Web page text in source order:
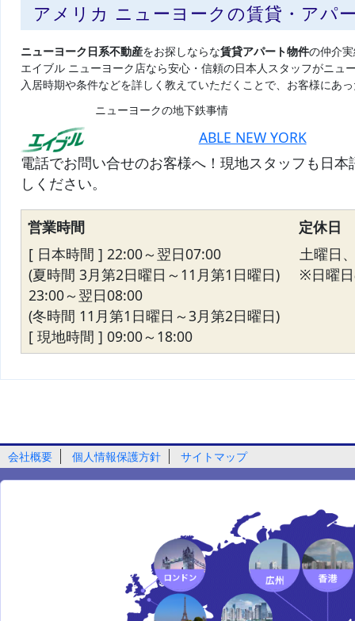
アメリカ ニューヨークの賃貸・アパ
ニューヨーク日系不動産をお探しならな賃貸アパート物件の仲介
エイブル ニューヨーク店なら安心・信頼の日本人スタッフがニュ
入居時期や条件などを詳しく教えていただくことで、お客様にあ
ニューヨークの地下鉄事情
ABLE NEW YORK
電話でお問い合せのお客様へ！現地スタッフも日
しください。
営業時間
定休日
[ 日本時間 ] 22:00～翌日07:00
(夏時間 3月第2日曜日～11月第1日曜日)
23:00～翌日08:00
(冬時間 11月第1日曜日～3月第2日曜日)
[ 現地時間 ] 09:00～18:00
土曜日
※日曜
会社概要 個人情報保護方針 サイトマップ